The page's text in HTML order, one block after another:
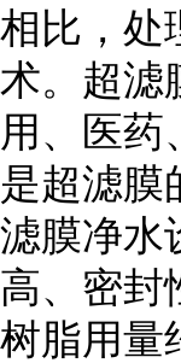
相比，处
术。超滤
用、医药
是超滤膜
滤膜净水
高、密封
树脂用量